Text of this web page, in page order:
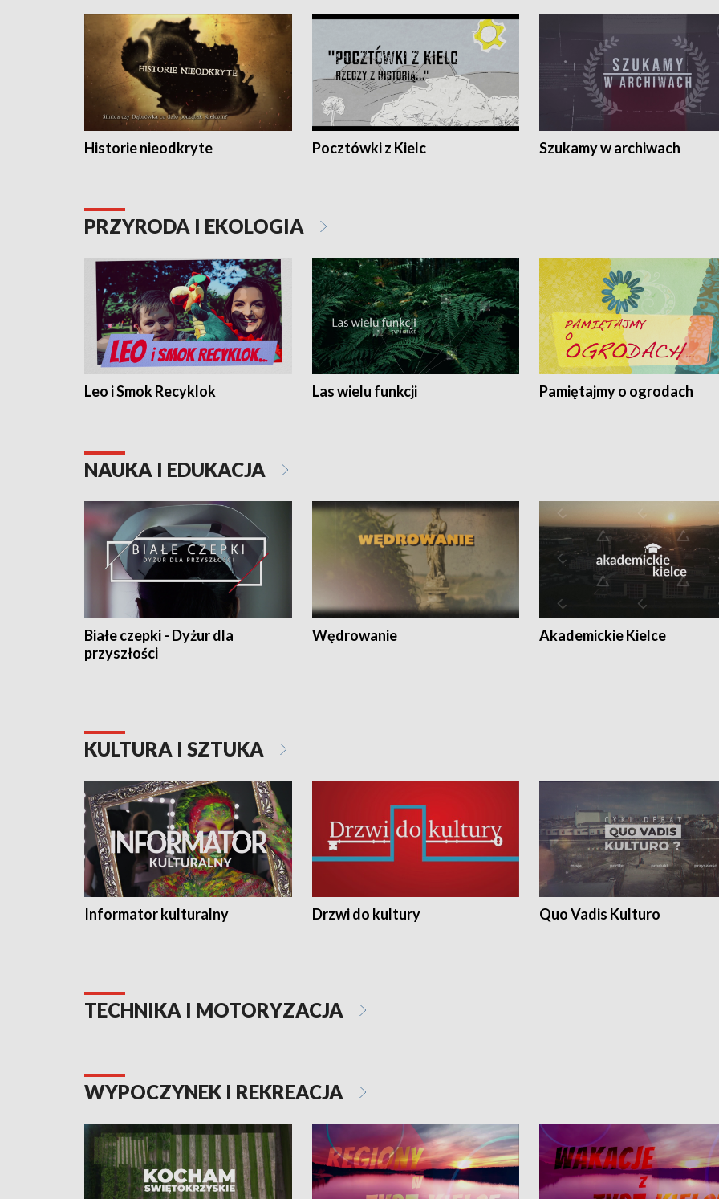
Historie nieodkryte Pocztówki z Kielc Szukamy w archiwach
PRZYRODA I EKOLOGIA
Leo i Smok Recyklok Las wielu funkcji Pamiętajmy o ogrodach
NAUKA I EDUKACJA
Białe czepki - Dyżur dla
przyszłości
Wędrowanie Akademickie Kielce
KULTURA I SZTUKA
Informator kulturalny Drzwi do kultury Quo Vadis Kulturo
TECHNIKA I MOTORYZACJA
WYPOCZYNEK I REKREACJA